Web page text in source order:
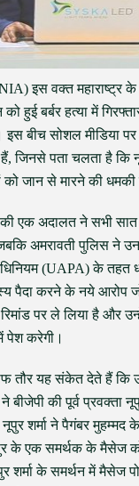
इस वक्त महाराष्ट्र
हुई बर्बर हत्या में
बीच सोशल मीडिया
जिनसे पता चलता है कि
को जान से मारने की धमकी
की एक अदालत ने सभी
अमरावती पुलिस ने
(UAPA) के तहत
पैदा करने के नये आरोप
रिमांड पर ले लिया है और
पेश करेगी।
तौर यह संकेत देते हैं कि
की पूर्व प्रवक्ता
शर्मा ने पैगंबर मुहम्मद के
के एक समर्थक के मैसेज
शर्मा के समर्थन में मैसेज